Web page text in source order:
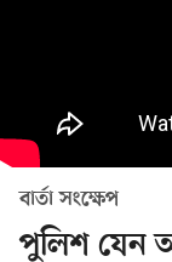
বার্তা সংক্ষেপ
পুলিশ যেন